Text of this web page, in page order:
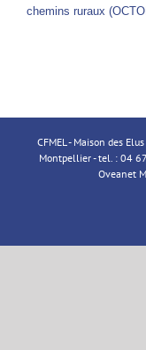
chemins ruraux
CFMEL - Maison des
Montpellier - tel. : 04
Oveanet